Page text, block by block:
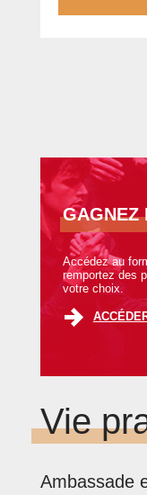
GAGNEZ
Accédez au
remportez des
votre choix.
Vie
Ambassade